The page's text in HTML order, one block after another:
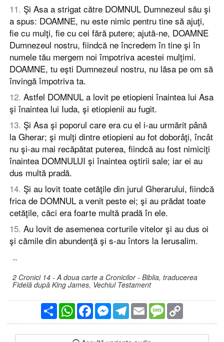
11. Şi Asa a strigat către DOMNUL Dumnezeul său şi
a spus: DOAMNE, nu este nimic pentru tine să ajuţi,
fie cu mulţi, fie cu cei fără putere; ajută-ne, DOAMNE
Dumnezeul nostru, fiindcă ne încredem în tine şi în
numele tău mergem noi împotriva acestei mulţimi.
DOAMNE, tu eşti Dumnezeul nostru, nu lăsa pe om să
învingă împotriva ta.
12. Astfel DOMNUL a lovit pe etiopieni înaintea lui Asa
şi înaintea lui Iuda, şi etiopienii au fugit.
13. Şi Asa şi poporul care era cu el i-au urmărit până
la Gherar; şi mulţi dintre etiopieni au fot doborâţi, încât
nu şi-au mai recăpătat puterea, fiindcă au fost nimiciţi
înaintea DOMNULUI şi înaintea oştirii sale; iar ei au
dus multă pradă.
14. Şi au lovit toate cetăţile din jurul Gherarului, fiindcă
frica de DOMNUL a venit peste ei; şi au prădat toate
cetăţile, căci era foarte multă pradă în ele.
15. Au lovit de asemenea corturile vitelor şi au dus oi
şi cămile din abundenţă şi s-au întors la Ierusalim.
--
2 Cronici 14 - A doua carte a Cronicilor - Biblia, traducerea
Fidelă după King James, Vechiul Testament
PartajareWhatsAppFacebookMessengerTelegram
Email Message